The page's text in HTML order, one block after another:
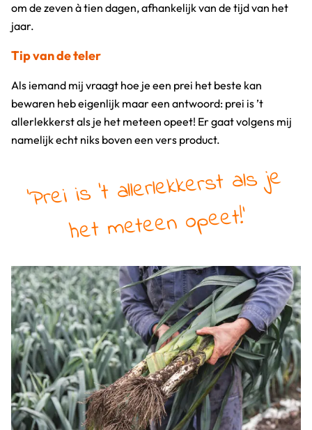
om de zeven à tien dagen, afhankelijk van de tijd van het
jaar.
Tip van de teler
Als iemand mij vraagt hoe je een prei het beste kan
bewaren heb eigenlijk maar een antwoord: prei is ’t
allerlekkerst als je het meteen opeet! Er gaat volgens mij
namelijk echt niks boven een vers product.
'Prei is 't allerlekkerst als je
het
meteen opeet!'